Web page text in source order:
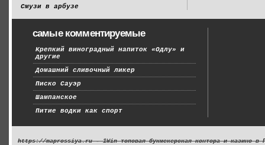
Смузи в арбузе
самые комментируемые
Крепкий виноградный напиток «Одлу» и
другие
Домашний сливочный ликер
Писко Сауэр
Шампанское
Питие водки как спорт
https://maprossiya.ru - 1Win топовая букмекерская контора и казино в